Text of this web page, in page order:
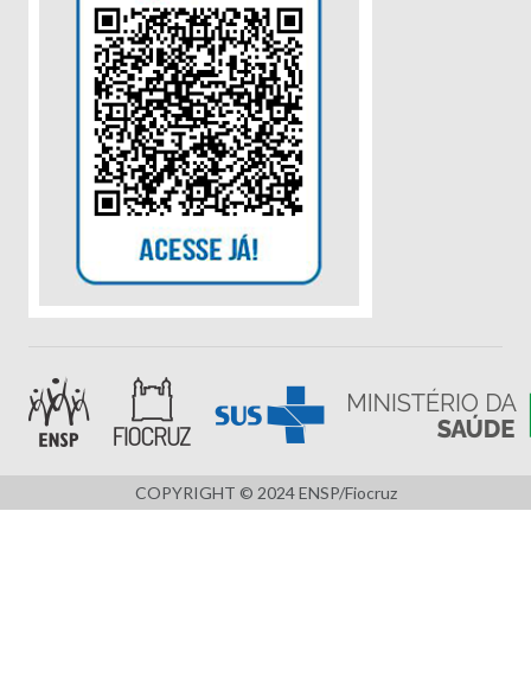
COPYRIGHT © 2024 ENSP/Fiocruz